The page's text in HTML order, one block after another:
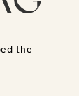
the